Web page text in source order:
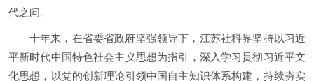
代之问。
十年来，在省委省政府坚强领导下，江苏社科界坚持以习近
平新时代中国特色社会主义思想为指引，深入学习贯彻习近平文
化思想，以党的创新理论引领中国自主知识体系构建，持续夯实